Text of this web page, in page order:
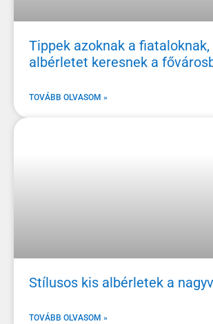
Tippek azoknak a fiataloknak,
albérletet keresnek a
TOVÁBB OLVASOM »
Stílusos kis albérletek a
TOVÁBB OLVASOM »